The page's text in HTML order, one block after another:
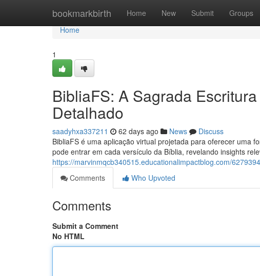
bookmarkbirth Home New Submit Groups
Home
Home
1
BibliaFS: A Sagrada
Detalhado
saadyhxa337211 62 days ago News
Discuss
BibliaFS é uma aplicação virtual projetada para oferecer uma
pode entrar em cada versículo da Bíblia, revelando insights
https://marvinmqcb340515.educationalimpactblog.com/
Comments
Who Upvoted
Comments
Submit a Comment
No HTML